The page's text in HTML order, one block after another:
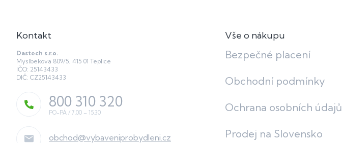
Kontakt
Dastech s.r.o.
Myslbekova 809/5, 415 01 Teplice
IČO: 25143433
DIČ: CZ25143433
obchod@vybaveniprobydleni.cz
800 310 320
Vše o nákupu
Bezpečné placení
Obchodní podmínky
Ochrana osobních údajů
Prodej na Slovensko